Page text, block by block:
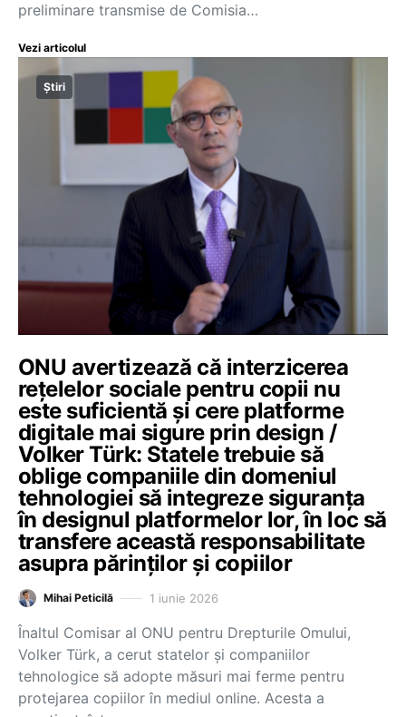
preliminare transmise de Comisia…
Vezi articolul
Știri
ONU avertizează că interzicerea
rețelelor sociale pentru copii nu
este suficientă și cere platforme
digitale mai sigure prin design /
Volker Türk: Statele trebuie să
oblige companiile din domeniul
tehnologiei să integreze siguranța
în designul platformelor lor, în loc să
transfere această responsabilitate
asupra părinților și copiilor
Mihai Peticilă 1 iunie 2026
Înaltul Comisar al ONU pentru Drepturile Omului,
Volker Türk, a cerut statelor și companiilor
tehnologice să adopte măsuri mai ferme pentru
protejarea copiilor în mediul online. Acesta a